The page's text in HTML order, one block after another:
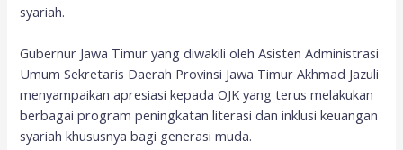
syariah.
Gubernur Jawa Timur yang diwakili oleh Asisten Administrasi
Umum Sekretaris Daerah Provinsi Jawa Timur Akhmad Jazuli
menyampaikan apresiasi kepada OJK yang terus melakukan
berbagai program peningkatan literasi dan inklusi keuangan
syariah khususnya bagi generasi muda.